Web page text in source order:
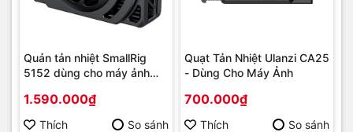
Quản tản nhiệt SmallRig
5152 dùng cho máy ảnh
1.590.000₫
Thích So sánh
Quạt Tản Nhiệt Ulanzi CA25
- Dùng Cho Máy Ảnh
700.000₫
Thích So sánh